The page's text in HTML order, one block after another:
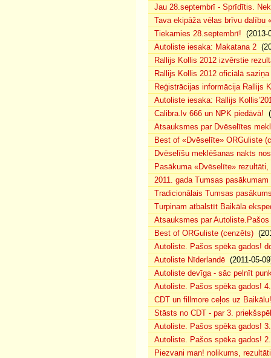
Jau 28.septembrī - Sprīdītis.
Tava ekipāža vēlas brīvu dalību
Tiekamies 28.septembrī! (2013-
Autoliste iesaka: Makatana 2
Rallijs Kollis 2012 izvērstie
Rallijs Kollis 2012 oficiālā saziņa
Reģistrācijas informācija Rallijs
Autoliste iesaka: Rallijs
Calibra.lv 666 un NPK piedāvā!
Atsauksmes par Dvēselītes
Best of «Dvēselīte» ORGuliste
Dvēselīšu meklēšanas nakts
Pasākuma «Dvēselīte»
2011. gada Tumsas
Tradicionālais Tumsas
Turpinam atbalstīt Baikāla
Atsauksmes par
Best of ORGuliste (cenzēts)
Autoliste. Pašos spēka gados!
Autoliste Nīderlandē (2011-05-
Autoliste devīga - sāc pelnīt
Autoliste. Pašos spēka gados!
CDT un fillmore ceļos uz Baikālu!
Stāsts no CDT - par 3.
Autoliste. Pašos spēka gados!
Autoliste. Pašos spēka gados!
Piezvani man! nolikums,